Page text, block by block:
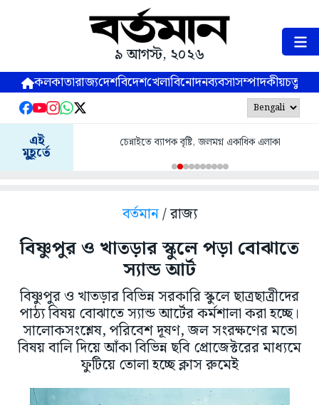
৯ আগস্ট, ২০২৬
কলকাতারাজ্যদেশবিদেশখেলাবিনোদনব্যবসাসম্পাদকীয়
এই
মুহূর্তে
চেন্নাইতে ব্যাপক বৃষ্টি, জলমগ্ন একাধিক এলাকা
বর্তমান/ রাজ্য
বিষ্ণুপুর ও খাতড়ার স্কুলে পড়া বোঝাতে
স্যান্ড আর্ট
বিষ্ণুপুর ও খাতড়ার বিভিন্ন সরকারি স্কুলে ছাত্রছাত্রীদের
পাঠ্য বিষয় বোঝাতে স্যান্ড আর্টের কর্মশালা করা হচ্ছে।
সালোকসংশ্লেষ, পরিবেশ দূষণ, জল সংরক্ষণের মতো
বিষয় বালি দিয়ে আঁকা বিভিন্ন ছবি প্রোজেক্টরের মাধ্যমে
ফুটিয়ে তোলা হচ্ছে ক্লাস রুমেই